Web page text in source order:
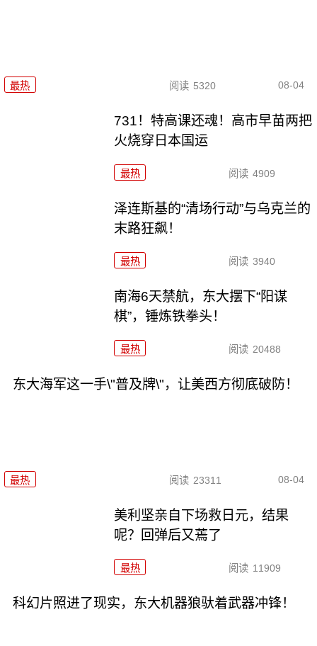
最热 阅读 5320 08-04
731！特高课还魂！高市早苗两把
火烧穿日本国运
最热 阅读 4909
泽连斯基的“清场行动”与乌克兰的
末路狂飙！
最热 阅读 3940
南海6天禁航，东大摆下“阳谋
棋”，锤炼铁拳头！
最热 阅读 20488
东大海军这一手\"普及牌\"，让美西方彻底破防！
最热 阅读 23311 08-04
美利坚亲自下场救日元，结果
呢？回弹后又蔫了
最热 阅读 11909
科幻片照进了现实，东大机器狼驮着武器冲锋！